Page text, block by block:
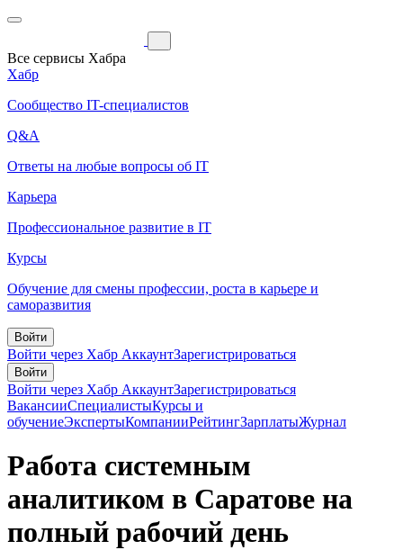
Все сервисы Хабра
Хабр
Сообщество IT-специалистов
Q&A
Ответы на любые вопросы об IT
Карьера
Профессиональное развитие в IT
Курсы
Обучение для смены профессии, роста в карьере и
саморазвития
Войти
Войти через Хабр АккаунтЗарегистрироваться
Войти
Войти через Хабр АккаунтЗарегистрироваться
ВакансииСпециалистыКурсы и
обучениеЭкспертыКомпанииРейтингЗарплатыЖурнал
Работа системным
аналитиком в Саратове на
полный рабочий день